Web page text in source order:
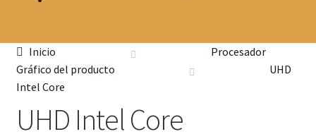
Inicio
Procesador
Gráfico del producto
UHD
Intel Core
UHD Intel Core